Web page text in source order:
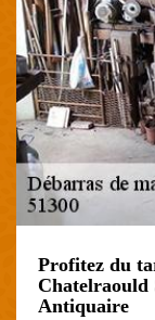
Profitez du
Chatelraould
Antiquaire